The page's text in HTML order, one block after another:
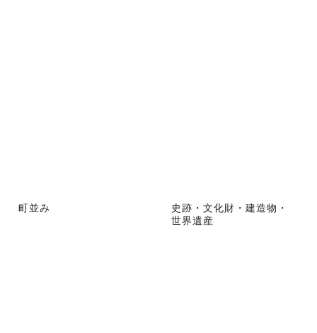
町並み
史跡・文化財・建造物・
世界遺産